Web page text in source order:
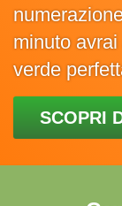
minuto
verde
SCOPRI